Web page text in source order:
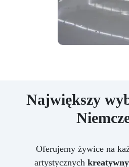
Największy
Oferujemy żywice na
artystycznych